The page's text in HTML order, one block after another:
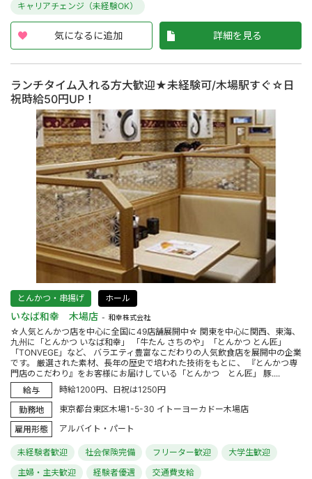
キャリアチェンジ（未経験OK）
気になるに追加 詳細を見る
ランチタイム入れる方大歓迎★未経験可/木場駅すぐ☆日
祝時給50円UP！
とんかつ・串揚げ ホール
いなば和幸 木場店 和幸株式会社
☆人気とんかつ店を中心に全国に49店舗展開中☆ 関東を中心に関西、東海、
九州に「とんかつ いなば和幸」 「牛たん さちのや」「とんかつ とん匠」
「TONVEGE」など、 バラエティ豊富なこだわりの人気飲食店を展開中の企業
です。 厳選された素材、長年の歴史で培われた技術をもとに、 『とんかつ専
門店のこだわり』をお客様にお届けしている「とんかつ とん匠」 豚....
給与
時給1200円、日祝は1250円
勤務地
東京都台東区木場1-5-30 イトーヨーカドー木場店
雇用形態
アルバイト・パート
未経験者歓迎 社会保険完備 フリーター歓迎
大学生歓迎
主婦・主夫歓迎
経験者優遇
交通費支給